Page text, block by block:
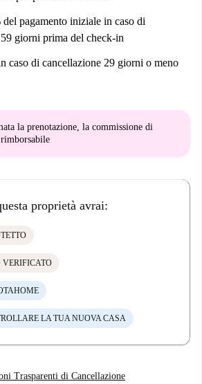
pagamento iniziale in caso di
giorni prima del check-in
caso di cancellazione 29 giorni o meno
la prenotazione, la commissione di
proprietà avrai:
VERIFICATO
LA TUA NUOVA CASA
Trasparenti di Cancellazione